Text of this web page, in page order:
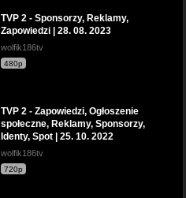
TVP 2 - Sponsorzy, Reklamy,
Zapowiedzi | 28. 08. 2023
wolfik186tv
480p
TVP 2 - Zapowiedzi, Ogłoszenie
społeczne, Reklamy, Sponsorzy,
Identy, Spot | 25. 10. 2022
wolfik186tv
720p